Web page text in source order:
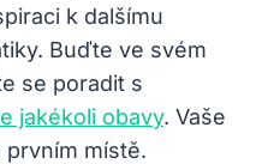
k dalšímu
Buďte ve svém
se poradit s
jakékoli obavy. Vaše
prvním místě.